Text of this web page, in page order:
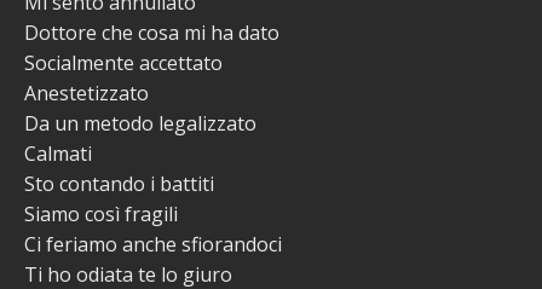
Dottore che cosa mi ha dato
Socialmente accettato
Anestetizzato
Da un metodo legalizzato
Calmati
Sto contando i battiti
Siamo così fragili
Ci feriamo anche sfiorandoci
Ti ho odiata te lo giuro